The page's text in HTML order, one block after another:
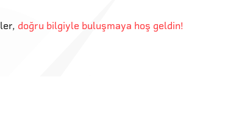
, doğru bilgiyle buluşmaya hoş geldin!